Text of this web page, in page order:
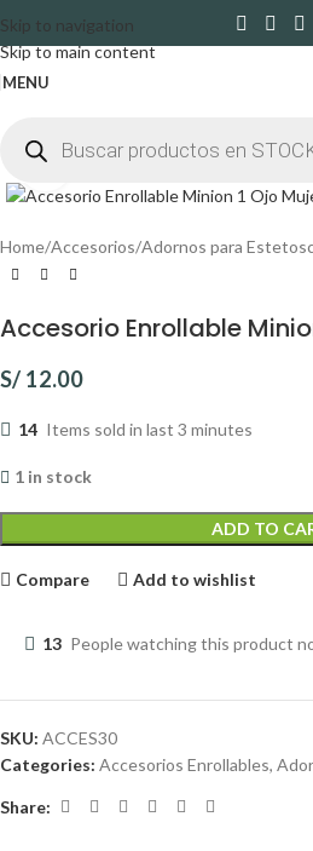
Skip to navigation
Skip to main content
MENU
Click to enlarge
Home Accesorios Adornos para
Accesorio Enrollable
S/ 12.00
14 Items sold in last 3 minutes
1 in stock
ADD TO
Compare Add to wishlist
13 People watching this product
SKU: ACCES30
Categories: Accesorios Enrollables,
Share: